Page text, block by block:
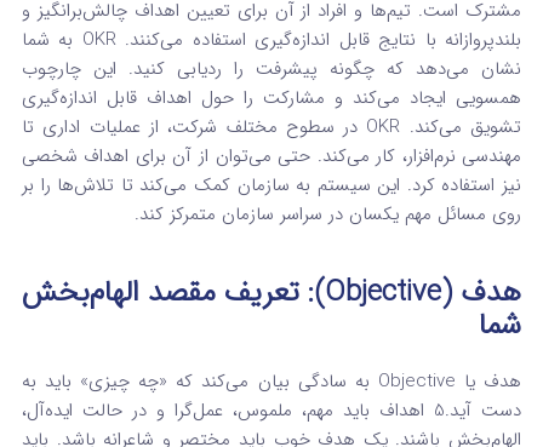
مشترک است. تیم‌ها و افراد از آن برای تعیین اهداف چالش‌برانگیز و
بلندپروازانه با نتایج قابل اندازه‌گیری استفاده می‌کنند. OKR به شما
نشان می‌دهد که چگونه پیشرفت را ردیابی کنید. این چارچوب
همسویی ایجاد می‌کند و مشارکت را حول اهداف قابل اندازه‌گیری
تشویق می‌کند. OKR در سطوح مختلف شرکت، از عملیات اداری تا
مهندسی نرم‌افزار، کار می‌کند. حتی می‌توان از آن برای اهداف شخصی
نیز استفاده کرد. این سیستم به سازمان کمک می‌کند تا تلاش‌ها را بر
روی مسائل مهم یکسان در سراسر سازمان متمرکز کند.
هدف (Objective): تعریف مقصد الهام‌بخش
شما
هدف یا Objective به سادگی بیان می‌کند که «چه چیزی» باید به
دست آید.5 اهداف باید مهم، ملموس، عمل‌گرا و در حالت ایده‌آل،
الهام‌بخش باشند.یک هدف خوب باید مختصر و شاعرانه باشد. باید